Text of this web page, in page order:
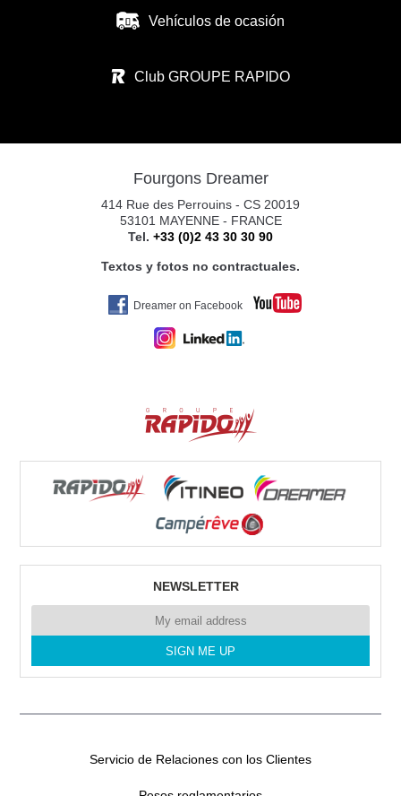
CARAVANAS EUROPEAS SL
31119 IMARCOAIN
CARAVANAS EUROPEAS PAMPLONA S.
POL. CIUDAD D. TRANSP. C/RIO ARGA 2
31119 IMARCOAIN (PAMPLONA)
Tel. +34 675 945 483
Tel. 0034 672469100
RENT CAMPERS GRAN CANARIA
Poligono Industrial Arinaga.
35118 Arinaga
RENT CAMPER SL CANARIAS
Vehículos de ocasión
Club GROUPE RAPIDO
Fourgons Dreamer
414 Rue des Perrouins - CS 20019
53101 MAYENNE - FRANCE
Tel. +33 (0)2 43 30 30 90
Textos y fotos no contractuales.
Dreamer on Facebook
NEWSLETTER
Servicio de Relaciones con los Clientes